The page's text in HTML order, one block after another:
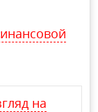
на